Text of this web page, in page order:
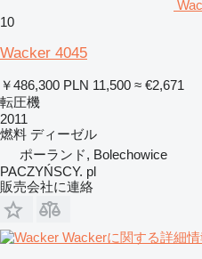
10
Wacker 4045
￥486,300 PLN 11,500 ≈ €2,671
転圧機
2011
燃料 ディーゼル
ポーランド, Bolechowice
PACZYŃSCY. pl
販売会社に連絡
Wackerに関する詳細情